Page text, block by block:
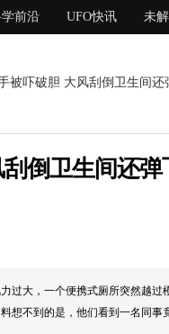
前沿 UFO快讯 未
被吓破胆 大风刮倒卫生间还
倒卫生间还弹
过大，一个便携式厕所突然越过
想不到的是，他们看到一名同事